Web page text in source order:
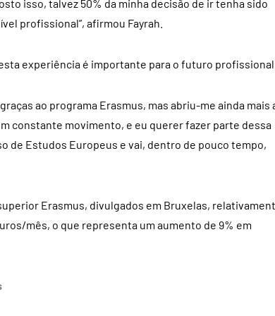
isso, talvez 50% da minha decisão de ir tenha sido
profissional”, afirmou Fayrah.
experiência é importante para o futuro profissional.
ao programa Erasmus, mas abriu-me ainda mais
constante movimento, e eu querer fazer parte dessa
de Estudos Europeus e vai, dentro de pouco tempo,
Erasmus, divulgados em Bruxelas,
mês, o que representa um aumento de 9% em